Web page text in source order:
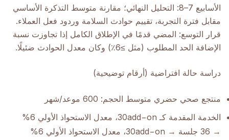
الأسابيع 7–8: التحليل النهائي؛ مقارنة متوسط التذكرة الأساسي
مقابل فترة التجربة، تقييم حوادث السلامة وردود فعل العملاء.
قرار التوسع: المضي قدمًا في الإطلاق الكامل إذا تجاوزت نسبة
الإضافة الحد المطلوب (مثل ≥6٪) وكان معدل الحوادث ضئيلًا.
دراسة حالة افتراضية (أرقام توضيحية)
منتجع صحي حضري متوسط الحجم: 600 موعد/شهر
الخدمة المقدمة كـ 30add−on، معدل الاستحواذ الأولي 6%
→ 36 جلسة → 30add−on، معدل الاستحواذ الأولي 6%